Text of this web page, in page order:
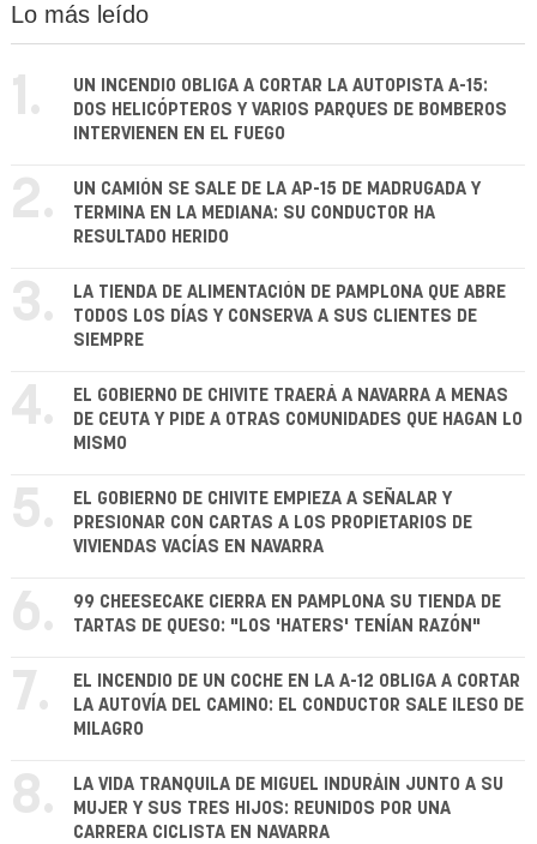
Lo más leído
1.
UN INCENDIO OBLIGA A CORTAR LA AUTOPISTA A-15:
DOS HELICÓPTEROS Y VARIOS PARQUES DE BOMBEROS
INTERVIENEN EN EL FUEGO
2.
UN CAMIÓN SE SALE DE LA AP-15 DE MADRUGADA Y
TERMINA EN LA MEDIANA: SU CONDUCTOR HA
RESULTADO HERIDO
3.
LA TIENDA DE ALIMENTACIÓN DE PAMPLONA QUE ABRE
TODOS LOS DÍAS Y CONSERVA A SUS CLIENTES DE
SIEMPRE
4.
EL GOBIERNO DE CHIVITE TRAERÁ A NAVARRA A MENAS
DE CEUTA Y PIDE A OTRAS COMUNIDADES QUE HAGAN LO
MISMO
5.
EL GOBIERNO DE CHIVITE EMPIEZA A SEÑALAR Y
PRESIONAR CON CARTAS A LOS PROPIETARIOS DE
VIVIENDAS VACÍAS EN NAVARRA
6.
99 CHEESECAKE CIERRA EN PAMPLONA SU TIENDA DE
TARTAS DE QUESO: "LOS 'HATERS' TENÍAN RAZÓN"
7.
EL INCENDIO DE UN COCHE EN LA A-12 OBLIGA A CORTAR
LA AUTOVÍA DEL CAMINO: EL CONDUCTOR SALE ILESO DE
MILAGRO
8.
LA VIDA TRANQUILA DE MIGUEL INDURÁIN JUNTO A SU
MUJER Y SUS TRES HIJOS: REUNIDOS POR UNA
CARRERA CICLISTA EN NAVARRA